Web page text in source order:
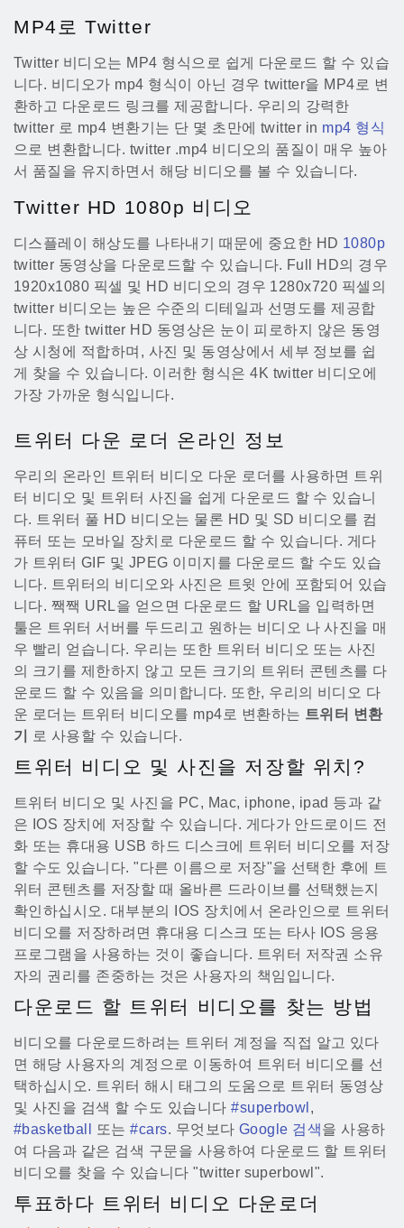
MP4로 Twitter
Twitter 비디오는 MP4 형식으로 쉽게 다운로드 할 수 있습
니다. 비디오가 mp4 형식이 아닌 경우 twitter을 MP4로 변
환하고 다운로드 링크를 제공합니다. 우리의 강력한
twitter 로 mp4 변환기는 단 몇 초만에 twitter in mp4 형식
으로 변환합니다. twitter .mp4 비디오의 품질이 매우 높아
서 품질을 유지하면서 해당 비디오를 볼 수 있습니다.
Twitter HD 1080p 비디오
디스플레이 해상도를 나타내기 때문에 중요한 HD 1080p
twitter 동영상을 다운로드할 수 있습니다. Full HD의 경우
1920x1080 픽셀 및 HD 비디오의 경우 1280x720 픽셀의
twitter 비디오는 높은 수준의 디테일과 선명도를 제공합
니다. 또한 twitter HD 동영상은 눈이 피로하지 않은 동영
상 시청에 적합하며, 사진 및 동영상에서 세부 정보를 쉽
게 찾을 수 있습니다. 이러한 형식은 4K twitter 비디오에
가장 가까운 형식입니다.
트위터 다운 로더 온라인 정보
우리의 온라인 트위터 비디오 다운 로더를 사용하면 트위
터 비디오 및 트위터 사진을 쉽게 다운로드 할 수 있습니
다. 트위터 풀 HD 비디오는 물론 HD 및 SD 비디오를 컴
퓨터 또는 모바일 장치로 다운로드 할 수 있습니다. 게다
가 트위터 GIF 및 JPEG 이미지를 다운로드 할 수도 있습
니다. 트위터의 비디오와 사진은 트윗 안에 포함되어 있습
니다. 짹짹 URL을 얻으면 다운로드 할 URL을 입력하면
툴은 트위터 서버를 두드리고 원하는 비디오 나 사진을 매
우 빨리 얻습니다. 우리는 또한 트위터 비디오 또는 사진
의 크기를 제한하지 않고 모든 크기의 트위터 콘텐츠를 다
운로드 할 수 있음을 의미합니다. 또한, 우리의 비디오 다
운 로더는 트위터 비디오를 mp4로 변환하는 트위터 변환
기
로 사용할 수 있습니다.
트위터 비디오 및 사진을 저장할 위치?
트위터 비디오 및 사진을 PC, Mac, iphone, ipad 등과 같
은 IOS 장치에 저장할 수 있습니다. 게다가 안드로이드 전
화 또는 휴대용 USB 하드 디스크에 트위터 비디오를 저장
할 수도 있습니다. "다른 이름으로 저장"을 선택한 후에 트
위터 콘텐츠를 저장할 때 올바른 드라이브를 선택했는지
확인하십시오. 대부분의 IOS 장치에서 온라인으로 트위터
비디오를 저장하려면 휴대용 디스크 또는 타사 IOS 응용
프로그램을 사용하는 것이 좋습니다. 트위터 저작권 소유
자의 권리를 존중하는 것은 사용자의 책임입니다.
다운로드 할 트위터 비디오를 찾는 방법
비디오를 다운로드하려는 트위터 계정을 직접 알고 있다
면 해당 사용자의 계정으로 이동하여 트위터 비디오를 선
택하십시오. 트위터 해시 태그의 도움으로 트위터 동영상
및 사진을 검색 할 수도 있습니다#superbowl ,
#basketball
또는#cars. 무엇보다 Google 검색을 사용하
여 다음과 같은 검색 구문을 사용하여 다운로드 할 트위터
비디오를 찾을 수 있습니다 "twitter superbowl".
투표하다 트위터 비디오 다운로더